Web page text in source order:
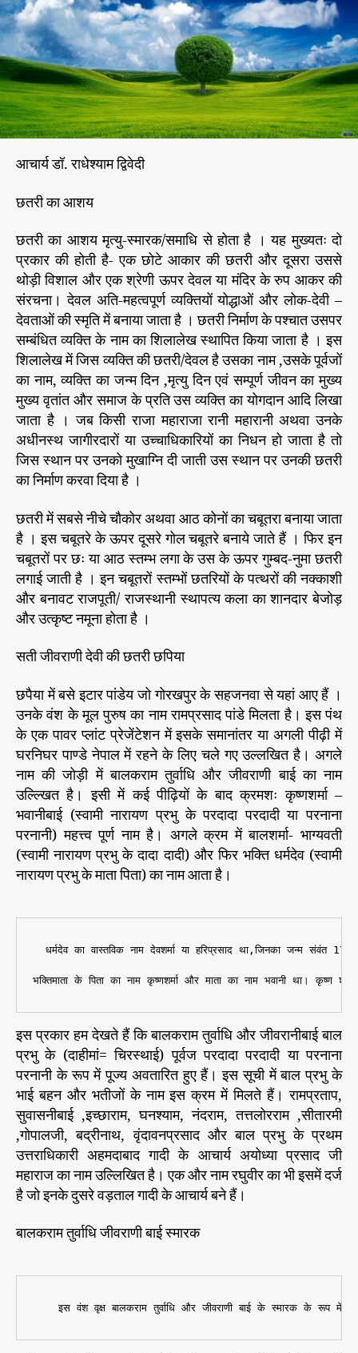
r
के
पू
र्व
ज
स
ती
वी
की
स
(
छ
त
री
)
आचार्य डॉ. राधेश्याम द्विवेदी
छतरी का आशय
छतरी का आशय मृत्यु-स्मारक/समाधि से होता है । यह मुख्यतः दो
प्रकार की होती है- एक छोटे आकार की छतरी और दूसरा उससे
थोड़ी विशाल और एक श्रेणी ऊपर देवल या मंदिर के रुप आकर की
संरचना। देवल अति-महत्वपूर्ण व्यक्तियों योद्धाओं और लोक-देवी –
देवताओं की स्मृति में बनाया जाता है । छतरी निर्माण के पश्चात उसपर
सम्बंधित व्यक्ति के नाम का शिलालेख स्थापित किया जाता है । इस
शिलालेख में जिस व्यक्ति की छतरी/देवल है उसका नाम ,उसके पूर्वजों
का नाम, व्यक्ति का जन्म दिन ,मृत्यु दिन एवं सम्पूर्ण जीवन का मुख्य
मुख्य वृतांत और समाज के प्रति उस व्यक्ति का योगदान आदि लिखा
जाता है । जब किसी राजा महाराजा रानी महारानी अथवा उनके
अधीनस्थ जागीरदारों या उच्चाधिकारियों का निधन हो जाता है तो
जिस स्थान पर उनको मुखाग्नि दी जाती उस स्थान पर उनकी छतरी
का निर्माण करवा दिया है ।
छतरी में सबसे नीचे चौकोर अथवा आठ कोनों का चबूतरा बनाया जाता
है । इस चबूतरे के ऊपर दूसरे गोल चबूतरे बनाये जाते हैं । फिर इन
चबूतरों पर छः या आठ स्तम्भ लगा के उस के ऊपर गुम्बद-नुमा छतरी
लगाई जाती है । इन चबूतरों स्तम्भों छतरियों के पत्थरों की नक्काशी
और बनावट राजपूती/ राजस्थानी स्थापत्य कला का शानदार बेजोड़
और उत्कृष्ट नमूना होता है ।
सती जीवराणी देवी की छतरी छपिया
छपैया में बसे इटार पांडेय जो गोरखपुर के सहजनवा से यहां आए हैं ।
उनके वंश के मूल पुरुष का नाम रामप्रसाद पांडे मिलता है। इस पंथ
के एक पावर प्लांट प्रेजेंटेशन में इसके समानांतर या अगली पीढ़ी में
घरनिघर पाण्डे नेपाल में रहने के लिए चले गए उल्लखित है। अगले
नाम की जोड़ी में बालकराम तुर्वाधि और जीवराणी बाई का नाम
उल्ल्खित है। इसी में कई पीढ़ियों के बाद क्रमशः कृष्णशर्मा –
भवानीबाई (स्वामी नारायण प्रभु के परदादा परदादी या परनाना
परनानी) महत्त्व पूर्ण नाम है। अगले क्रम में बालशर्मा- भाग्यवती
(स्वामी नारायण प्रभु के दादा दादी) और फिर भक्ति धर्मदेव (स्वामी
नारायण प्रभु के माता पिता) का नाम आता है।
धर्मदेव का वास्तविक नाम देवशर्मा या हरिप्रसाद था,जिनका जन्म संवंत
इस प्रकार हम देखते हैं कि बालकराम तुर्वाधि और जीवरानीबाई बाल
प्रभु के (दाहीमां= चिरस्थाई) पूर्वज परदादा परदादी या परनाना
परनानी के रूप में पूज्य अवतारित हुए हैं। इस सूची में बाल प्रभु के
भाई बहन और भतीजों के नाम इस क्रम में मिलते हैं। रामप्रताप,
सुवासनीबाई ,इच्छाराम, घनश्याम, नंदराम, तत्तलोरराम ,सीतारमी
,गोपालजी, बद्रीनाथ, वृंदावनप्रसाद और बाल प्रभु के प्रथम
उत्तराधिकारी अहमदाबाद गादी के आचार्य अयोध्या प्रसाद जी
महाराज का नाम उल्लिखित है। एक और नाम रघुवीर का भी इसमें दर्ज
है जो इनके दुसरे वड़ताल गादी के आचार्य बने हैं।
बालकराम तुर्वाधि जीवराणी बाई स्मारक